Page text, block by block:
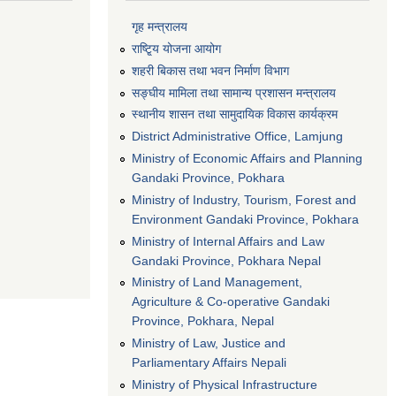
गृह मन्त्रालय
राष्टि्ृय योजना आयोग
शहरी बिकास तथा भवन निर्माण विभाग
सङ्घीय मामिला तथा सामान्य प्रशासन मन्त्रालय
स्थानीय शासन तथा सामुदायिक विकास कार्यक्रम
District Administrative Office, Lamjung
Ministry of Economic Affairs and Planning
Gandaki Province, Pokhara
Ministry of Industry, Tourism, Forest and
Environment Gandaki Province, Pokhara
Ministry of Internal Affairs and Law
Gandaki Province, Pokhara Nepal
Ministry of Land Management,
Agriculture & Co-operative Gandaki
Province, Pokhara, Nepal
Ministry of Law, Justice and
Parliamentary Affairs Nepali
Ministry of Physical Infrastructure